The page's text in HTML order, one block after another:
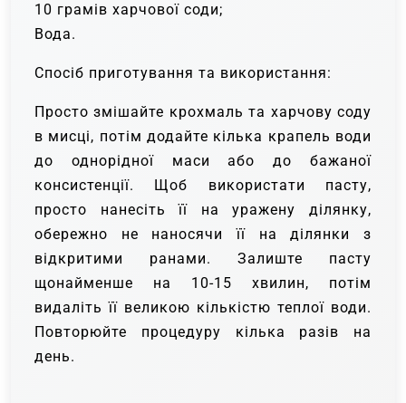
10 грамів харчової соди;
Вода.
Спосіб приготування та використання:
Просто змішайте крохмаль та харчову соду
в мисці, потім додайте кілька крапель води
до однорідної маси або до бажаної
консистенції. Щоб використати пасту,
просто нанесіть її на уражену ділянку,
обережно не наносячи її на ділянки з
відкритими ранами. Залиште пасту
щонайменше на 10-15 хвилин, потім
видаліть її великою кількістю теплої води.
Повторюйте процедуру кілька разів на
день.